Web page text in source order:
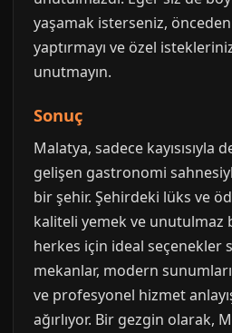
yaşamak isterseniz,
yaptırmayı ve özel
unutmayın.
Sonuç
Malatya, sadece kayısısıyla
gelişen gastronomi
bir şehir. Şehirdeki lüks ve
kaliteli yemek ve unutulmaz
herkes için ideal seçenekler
mekanlar, modern
ve profesyonel hizmet
ağırlıyor. Bir gezgin olarak,